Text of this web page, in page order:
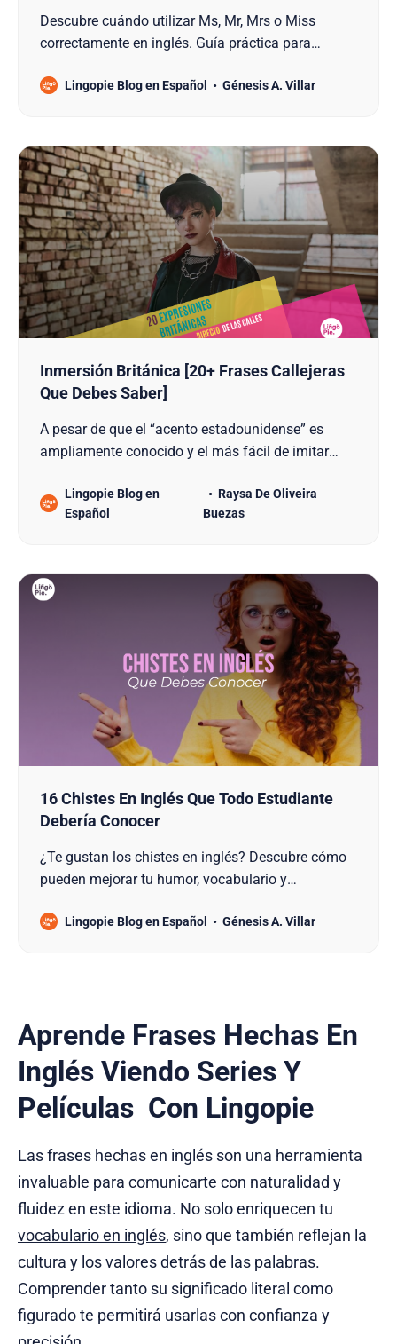
Descubre cuándo utilizar Ms, Mr, Mrs o Miss
correctamente en inglés. Guía práctica para
Lingopie Blog en Español Génesis A. Villar
Inmersión Británica [20+ Frases Callejeras
Que Debes Saber]
A pesar de que el “acento estadounidense” es
ampliamente conocido y el más fácil de imitar
aprender inglés (ya que generalmente es el que
más escuchamos en películas y música popular).
Lingopie Blog en
Español
Raysa De Oliveira
Buezas
16 Chistes En Inglés Que Todo Estudiante
Debería Conocer
¿Te gustan los chistes en inglés? Descubre cómo
pueden mejorar tu humor, vocabulario y
Lingopie Blog en Español Génesis A. Villar
Aprende Frases Hechas En
Inglés Viendo Series Y
Películas Con Lingopie
Las frases hechas en inglés son una herramienta
invaluable para comunicarte con naturalidad y
fluidez en este idioma. No solo enriquecen tu
vocabulario en inglés, sino que también reflejan la
cultura y los valores detrás de las palabras.
Comprender tanto su significado literal como
figurado te permitirá usarlas con confianza y